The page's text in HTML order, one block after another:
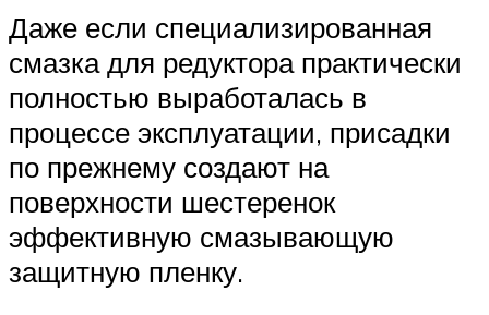
Даже если специализированная
смазка для редуктора практически
полностью выработалась в
процессе эксплуатации, присадки
по прежнему создают на
поверхности шестеренок
эффективную смазывающую
защитную пленку.